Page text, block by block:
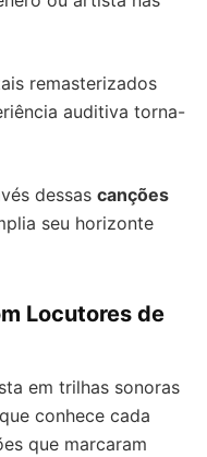
remasterizados
auditiva torna-
dessas canções
seu horizonte
Locutores de
em trilhas sonoras
conhece cada
que marcaram